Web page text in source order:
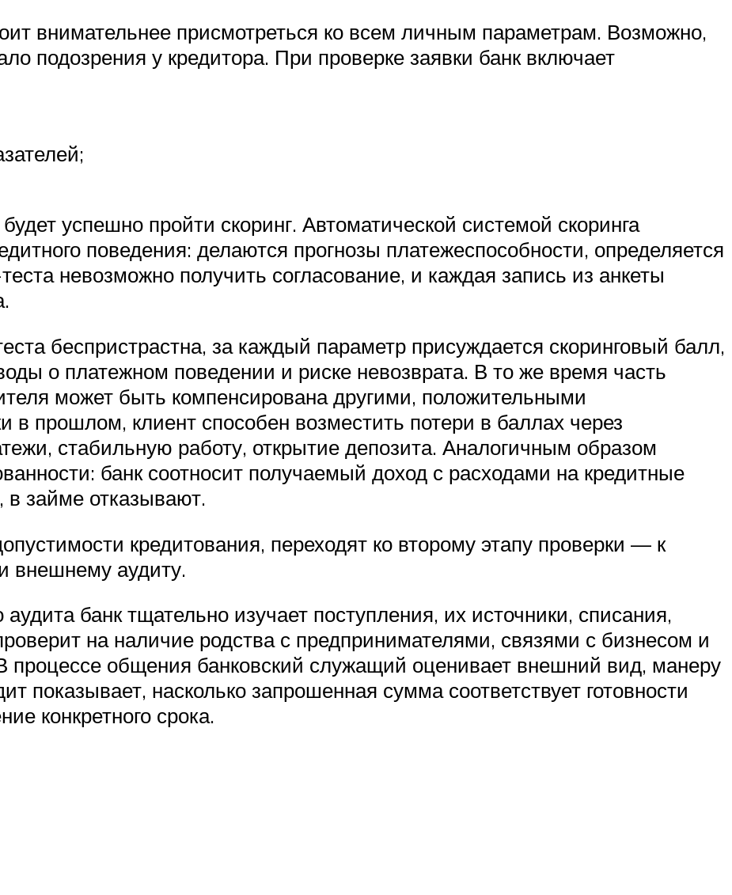
внимательнее присмотреться ко всем личным параметрам. Возможно,
подозрения у кредитора. При проверке заявки банк включает
успешно пройти скоринг. Автоматической системой скоринга
поведения: делаются прогнозы платежеспособности, определяется
невозможно получить согласование, и каждая запись из анкеты
беспристрастна, за каждый параметр присуждается скоринговый балл,
о платежном поведении и риске невозврата. В то же время часть
может быть компенсирована другими, положительными
в прошлом, клиент способен возместить потери в баллах через
стабильную работу, открытие депозита. Аналогичным образом
банк соотносит получаемый доход с расходами на кредитные
займе отказывают.
кредитования, переходят ко второму этапу проверки — к
внешнему аудиту.
банк тщательно изучает поступления, их источники, списания,
на наличие родства с предпринимателями, связями с бизнесом и
общения банковский служащий оценивает внешний вид, манеру
показывает, насколько запрошенная сумма соответствует готовности
конкретного срока.